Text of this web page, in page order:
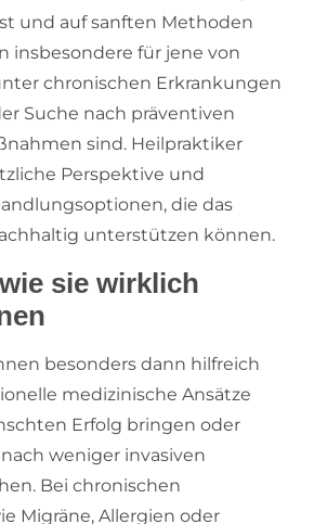
und auf sanften Methoden
insbesondere für jene von
chronischen Erkrankungen
Suche nach präventiven
sind. Heilpraktiker
Perspektive und
die das
unterstützen können.
sie wirklich
besonders dann hilfreich
medizinische Ansätze
Erfolg bringen oder
weniger invasiven
Bei chronischen
Migräne, Allergien oder